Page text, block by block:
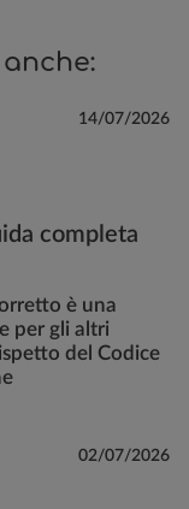
14/07/2026
completa
è una
per gli altri
del Codice
02/07/2026